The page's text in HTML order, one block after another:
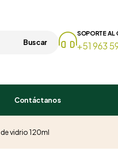
Buscar
SOPORTE AL
+51 963
Contáctanos
vidrio 120ml